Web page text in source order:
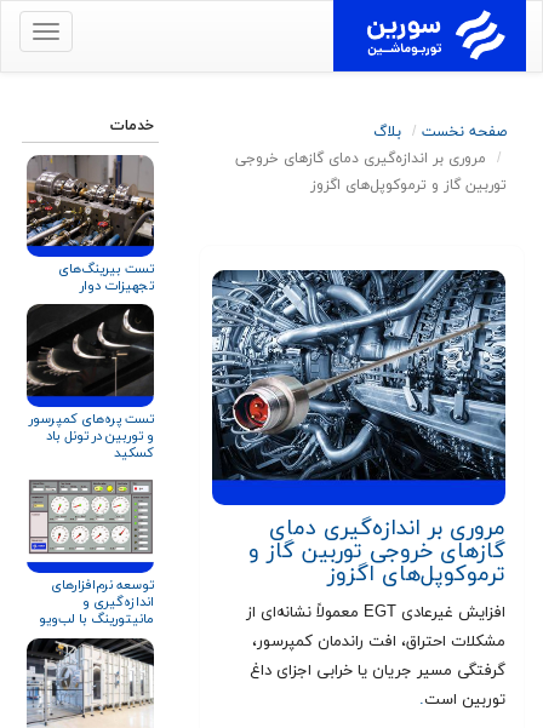
برای
کنید
صفحه نخست
بلاگ
مروری بر اندازه‌گیری دمای گازهای خروجی
توربین گاز و ترموکوپل‌های اگزوز
مروری بر اندازه‌گیری دمای
گازهای خروجی توربین گاز و
ترموکوپل‌های اگزوز
افزایش غیرعادی EGT معمولاً نشانه‌ای از
مشکلات احتراق، افت راندمان کمپرسور،
گرفتگی مسیر جریان یا خرابی اجزای داغ
توربین است.
خدمات
تست بیرینگ‌های
تجهیزات دوار
تست پره‌های کمپرسور
و توربین در تونل باد
کسکید
توسعه نرم‌افزارهای
اندازه‌گیری و
مانیتورینگ با لب‌ویو